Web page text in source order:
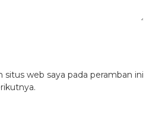
situs web saya pada peramban ini